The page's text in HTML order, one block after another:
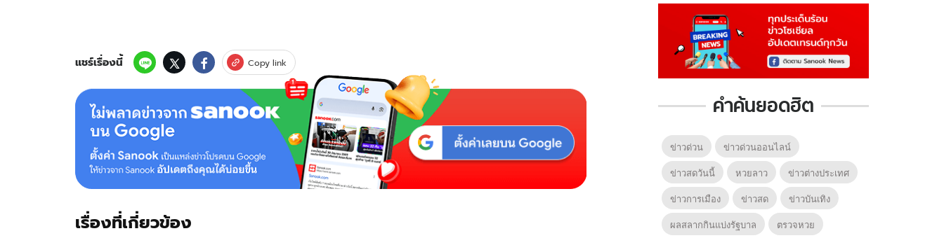
แชร์เรื่องนี้ Copy link
เรื่องที่เกี่ยวข้อง
คำค้นยอดฮิต
ข่าวด่วน
ข่าวด่วนออนไลน์
ข่าวสดวันนี้
หวยลาว
ข่าวต่างประเทศ
ข่าวการเมือง
ข่าวสด
ข่าวบันเทิง
ผลสลากกินแบ่งรัฐบาล
ตรวจหวย